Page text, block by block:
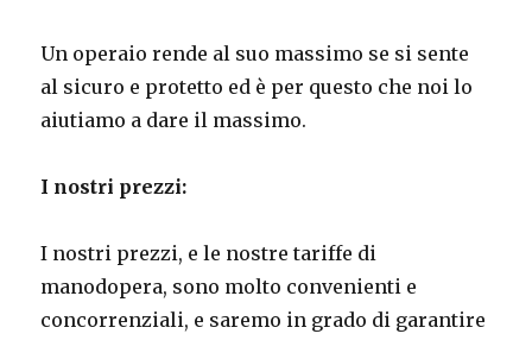
Un operaio rende al suo massimo se si sente
al sicuro e protetto ed è per questo che noi lo
aiutiamo a dare il massimo.
I nostri prezzi:
I nostri prezzi, e le nostre tariffe di
manodopera, sono molto convenienti e
concorrenziali, e saremo in grado di garantire